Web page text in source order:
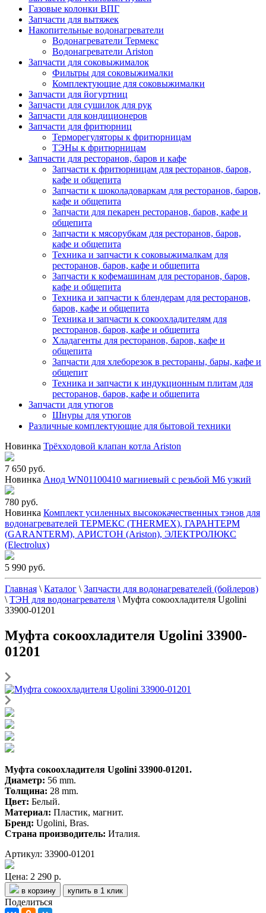
Газовые колонки ВПГ
Запчасти для вытяжек
Накопительные водонагреватели
Водонагреватели Термекс
Водонагреватели Ariston
Запчасти для соковыжималок
Фильтры для соковыжималки
Комплектующие для соковыжималки
Запчасти для йогуртниц
Запчасти для сушилок для рук
Запчасти для кондиционеров
Запчасти для фритюрниц
Терморегуляторы к фритюрницам
ТЭНы к фритюрницам
Запчасти для ресторанов, баров и кафе
Запчасти к фритюрницам для ресторанов, баров,
кафе и общепита
Запчасти к шоколадоваркам для ресторанов, баров,
кафе и общепита
Запчасти для пекарен ресторанов, баров, кафе и
общепита
Запчасти к мясорубкам для ресторанов, баров,
кафе и общепита
Техника и запчасти к соковыжималкам для
ресторанов, баров, кафе и общепита
Запчасти к кофемашинам для ресторанов, баров,
кафе и общепита
Техника и запчасти к блендерам для ресторанов,
баров, кафе и общепита
Техника и запчасти к сокоохладителям для
ресторанов, баров, кафе и общепита
Хладагенты для ресторанов, баров, кафе и
общепита
Запчасти для хлеборезок в рестораны, бары, кафе и
общепит
Техника и запчасти к индукционным плитам для
ресторанов, баров, кафе и общепита
Запчасти для утюгов
Шнуры для утюгов
Различные комплектующие для бытовой техники
Новинка Трёхходовой клапан котла Ariston
7 650 руб.
Новинка Анод WN01100410 магниевый с резьбой М6 узкий
780 руб.
Новинка Комплект усиленных высококачественных тэнов для
водонагревателей ТЕРМЕКС (THERMEX), ГАРАНТЕРМ
(GARANTERM), АРИСТОН (Ariston), ЭЛЕКТРОЛЮКС
(Electrolux)
5 990 руб.
Главная \ Каталог \ Запчасти для водонагревателей (бойлеров)
\ ТЭН для водонагревателя \ Муфта сокоохладителя Ugolini
33900-01201
Муфта сокоохладителя Ugolini 33900-
01201
Муфта сокоохладителя Ugolini 33900-01201.
Диаметр: 56 mm.
Толщина: 28 mm.
Цвет: Белый.
Материал: Пластик, магнит.
Бренд: Ugolini, Bras.
Страна производитель: Италия.
Артикул: 33900-01201
Цена: 2 290 р.
в корзину купить в 1 клик
Поделиться